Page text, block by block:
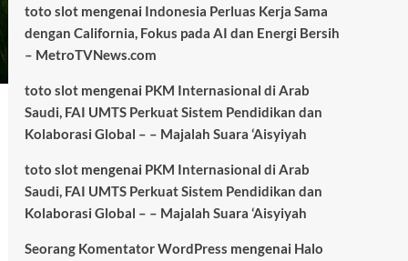
toto slotmengenai Indonesia Perluas Kerja Sama
dengan California, Fokus pada AI dan Energi Bersih
– MetroTVNews.com
toto slotmengenai PKM Internasional di Arab
Saudi, FAI UMTS Perkuat Sistem Pendidikan dan
Kolaborasi Global – – Majalah Suara ‘Aisyiyah
toto slotmengenai PKM Internasional di Arab
Saudi, FAI UMTS Perkuat Sistem Pendidikan dan
Kolaborasi Global – – Majalah Suara ‘Aisyiyah
Seorang Komentator WordPress mengenai Halo